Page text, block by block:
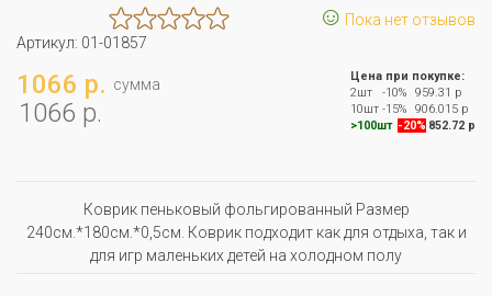
☺ Пока нет отзывов
Артикул: 01-01857
1066 р. сумма
1066 р.
Цена при покупке:
2шт
-10%
959.31 р
10шт -15%
906.015 р
>100шт -20% 852.72 р
Коврик пеньковый фольгированный Размер
240см.*180см.*0,5см. Коврик подходит как для отдыха, так и
для игр маленьких детей на холодном полу